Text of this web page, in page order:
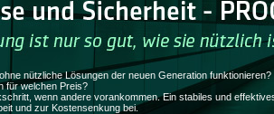
nützliche Lösungen der neuen Generation funktionieren?
für welchen Preis?
wenn andere vorankommen. Ein stabiles und
und zur Kostensenkung bei.